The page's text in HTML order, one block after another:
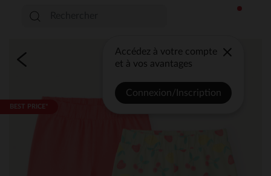
Accédez à votre compte
et à vos avantages
Connexion/Inscription
BEST PRICE*